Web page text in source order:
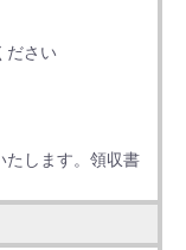
ださい
たします。領収書